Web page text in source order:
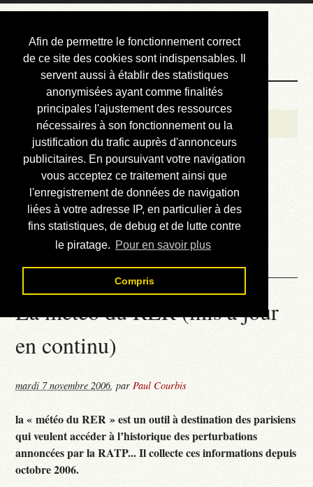
Afin de permettre le fonctionnement correct
de ce site des cookies sont indispensables. Il
servent aussi à établir des statistiques
anonymisées ayant comme finalités
principales l'ajustement des ressources
nécessaires à son fonctionnement ou la
justification du trafic auprès d'annonceurs
publicitaires. En poursuivant votre navigation
vous acceptez ce traitement ainsi que
l'enregistrement de données de navigation
liées à votre adresse IP, en particulier à des
fins statistiques, de debug et de lutte contre
le piratage. Pour en savoir plus
Compris
Courbis, « LE »
Blog Officiel
Bienvenue
Réalisations
Divers (et d’été)
Annonces
Liens externes
Téléchargement
Contact
La météo du RER (mis à jour
en continu)
mardi 7 novembre 2006,parPaul Courbis
la « météo du RER » est un outil à destination des parisiens
qui veulent accéder à l’historique des perturbations
annoncées par la RATP... Il collecte ces informations depuis
octobre 2006.